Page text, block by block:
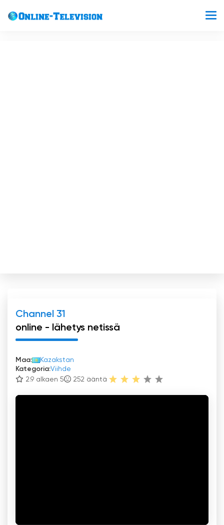
Channel 31
online - lähetys netissä
Maa:
Kazakstan
Kategoria:Viihde
2.9 alkaen 5
252 ääntä